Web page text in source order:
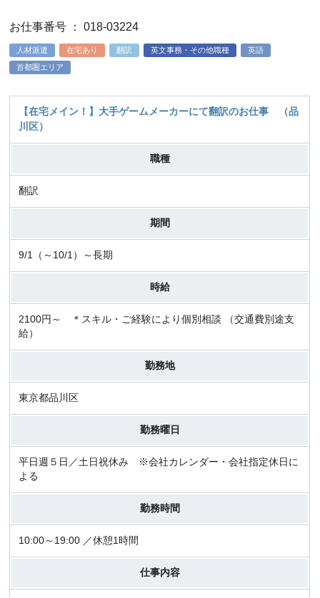
お仕事番号 ： 018-03224
人材派遣 在宅あり 翻訳 英文事務・その他職種
英語
首都圏エリア
【在宅メイン！】大手ゲームメーカーにて翻訳のお仕事 （品
川区）
職種
翻訳
期間
9/1（～10/1）～長期
時給
2100円～ ＊スキル・ご経験により個別相談 （交通費別途支
給）
勤務地
東京都品川区
勤務曜日
平日週５日／土日祝休み ※会社カレンダー・会社指定休日に
よる
勤務時間
10:00～19:00 ／休憩1時間
仕事内容